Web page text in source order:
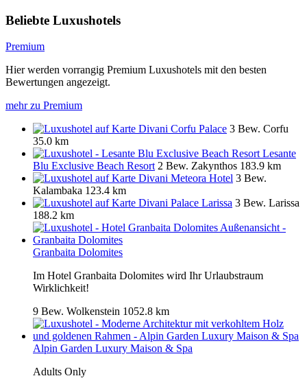
Beliebte Luxushotels
Premium
Hier werden vorrangig Premium Luxushotels mit den besten
Bewertungen angezeigt.
mehr zu Premium
Divani Corfu Palace 3 Bew. Corfu
35.0 km
Lesante
Blu Exclusive Beach Resort 2 Bew. Zakynthos 183.9 km
Divani Meteora Hotel 3 Bew.
Kalambaka 123.4 km
Divani Palace Larissa 3 Bew. Larissa
188.2 km
Granbaita Dolomites
Im Hotel Granbaita Dolomites wird Ihr Urlaubstraum
Wirklichkeit!
9 Bew. Wolkenstein 1052.8 km
Alpin Garden Luxury Maison & Spa
Adults Only